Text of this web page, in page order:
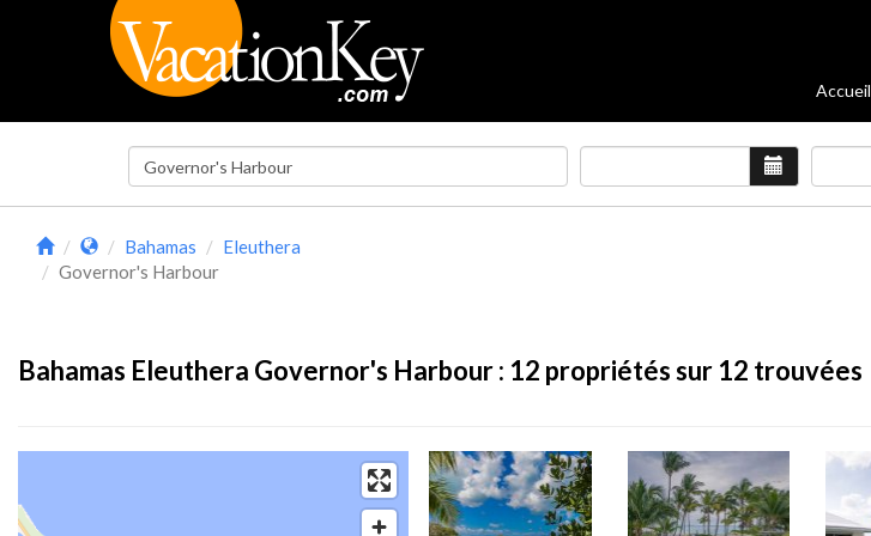
Accueil
Bahamas
Eleuthera
Governor's Harbour
Bahamas Eleuthera Governor's Harbour : 12 propriétés sur 12 trouvées